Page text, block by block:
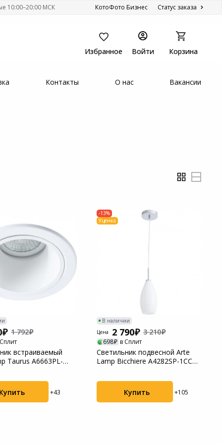
10:00–20:00 МСК КотоФото Бизнес Статус заказа
Корзина
Войти
Избранное
Контакты О нас Вакансии
1 792
встраиваемый
Taurus A6663PL-
Купить +43
-13%
Уценка
В наличии
Цена
2 790 3 210
698 в Сплит
Светильник подвесной Arte
Lamp Bicchiere A4282SP-1CC
Купить +105